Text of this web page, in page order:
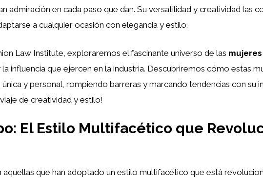
admiración en cada paso que dan. Su versatilidad y creatividad las
a cualquier ocasión con elegancia y estilo.
Law Institute, exploraremos el fascinante universo de las
la influencia que ejercen en la industria. Descubriremos cómo estas
y personal, rompiendo barreras y marcando tendencias con su
de creatividad y estilo!
El Estilo Multifacético que
aquellas que han adoptado un estilo multifacético que está